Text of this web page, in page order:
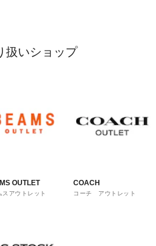
扱いショップ
OUTLET
スアウトレット
COACH
コーチ アウトレット